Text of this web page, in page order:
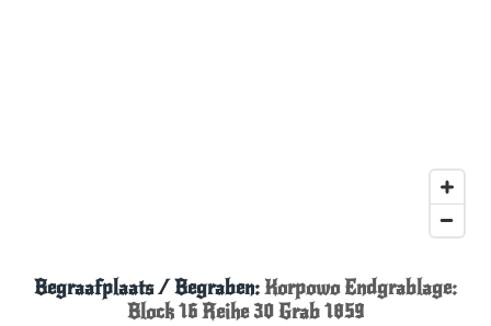
Begraafplaats / Begraben:Korpowo Endgrablage:
Block 16 Reihe 30 Grab 1859